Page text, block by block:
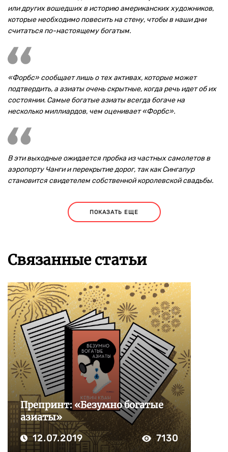
или других вошедших в историю американских художников,
которые необходимо повесить на стену, чтобы в наши дни
считаться по-настоящему богатым.
«Форбс» сообщает лишь о тех активах, которые может
подтвердить, а азиаты очень скрытные, когда речь идет об их
состоянии. Самые богатые азиаты всегда богаче на
несколько миллиардов, чем оценивает «Форбс».
В эти выходные ожидается пробка из частных самолетов в
аэропорту Чанги и перекрытие дорог, так как Сингапур
становится свидетелем собственной королевской свадьбы.
ПОКАЗАТЬ ЕЩЕ
Связанные статьи
Препринт: «Безумно богатые
азиаты»
12.07.2019 7130